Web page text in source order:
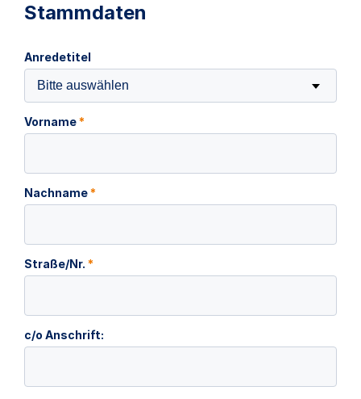
Stammdaten
Anredetitel
Bitte auswählen
Vorname*
Nachname*
Straße/Nr. *
c/o Anschrift: